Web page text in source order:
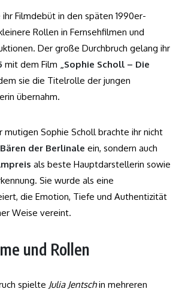
Filmdebüt in den späten 1990er-
Rollen in Fernsehfilmen und
Der große Durchbruch gelang ihr
mit dem Film „Sophie Scholl – Die
sie die Titelrolle der jungen
übernahm.
mutigen Sophie Scholl brachte ihr nicht
der Berlinale ein, sondern auch
als beste Hauptdarstellerin sowie
Sie wurde als eine
die Emotion, Tiefe und Authentizität
Weise vereint.
und Rollen
spielte Julia Jentschin mehreren